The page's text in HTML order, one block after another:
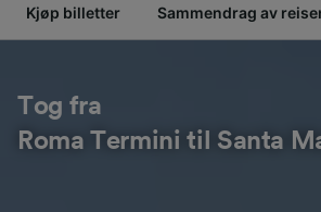
Kjøp billetter Sammendrag av
Tog fra
Roma Termini til Santa